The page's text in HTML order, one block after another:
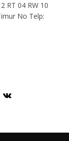
RT 04 RW 10
No Telp: